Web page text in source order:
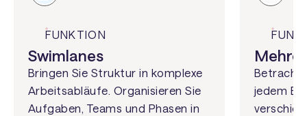
FUNKTION
Swimlanes
Bringen Sie Struktur in komplexe
Arbeitsabläufe. Organisieren Sie
Aufgaben, Teams und Phasen in
jedem